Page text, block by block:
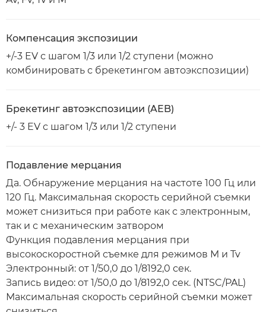
Компенсация экспозиции
+/-3 EV с шагом 1/3 или 1/2 ступени (можно
комбинировать с брекетингом автоэкспозиции)
Брекетинг автоэкспозиции (AEB)
+/- 3 EV с шагом 1/3 или 1/2 ступени
Подавление мерцания
Да. Обнаружение мерцания на частоте 100 Гц или
120 Гц. Максимальная скорость серийной съемки
может снизиться при работе как с электронным,
так и с механическим затвором
Функция подавления мерцания при
высокоскоростной съемке для режимов M и Tv
Электронный: от 1/50,0 до 1/8192,0 сек.
Запись видео: от 1/50,0 до 1/8192,0 сек. (NTSC/PAL)
Максимальная скорость серийной съемки может